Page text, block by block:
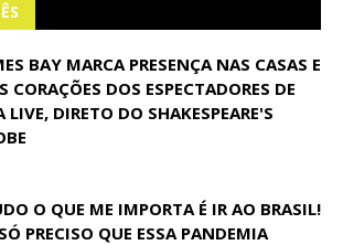
BAY MARCA PRESENÇA NAS CASAS E
CORAÇÕES DOS ESPECTADORES DE
LIVE, DIRETO DO SHAKESPEARE'S
O QUE ME IMPORTA É IR AO BRASIL!
PRECISO QUE ESSA PANDEMIA